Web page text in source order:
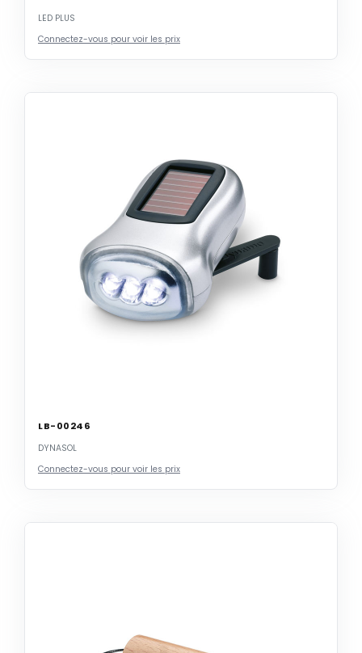
LED PLUS
Connectez-vous pour voir les prix
LB-00246
DYNASOL
Connectez-vous pour voir les prix